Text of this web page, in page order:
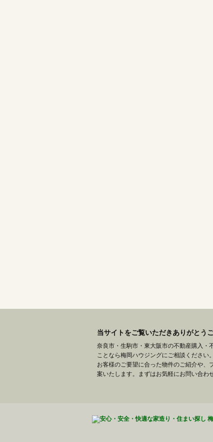
当サイトをご覧いただきありがとうご
奈良市・生駒市・東大阪市の不動産購入・
ことなら梅岡ハウジングにご相談ください。
お客様のご要望に合った物件のご紹介や、
案いたします。まずはお気軽にお問い合わ